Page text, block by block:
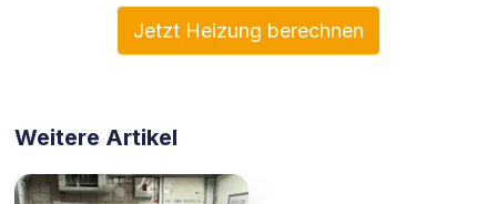
Jetzt Heizung berechnen
Weitere Artikel